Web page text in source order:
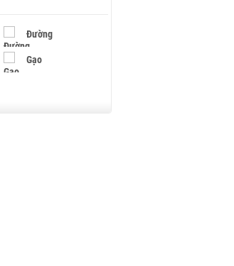
Đường
Gạo